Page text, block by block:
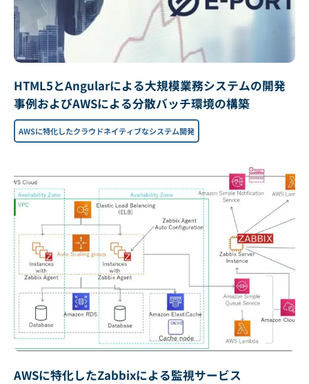
HTML5とAngularによる大規模業務システムの開発
事例およびAWSによる分散バッチ環境の構築
AWSに特化したクラウドネイティブなシステム開発
AWSに特化したZabbixによる監視サービス